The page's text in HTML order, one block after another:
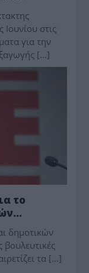
στις
για την
[…]
το
δημοτικών
βουλευτικές
τα […]